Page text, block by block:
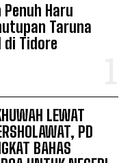
Haru
Taruna
di Tidore
LEWAT
PD
BAHAS